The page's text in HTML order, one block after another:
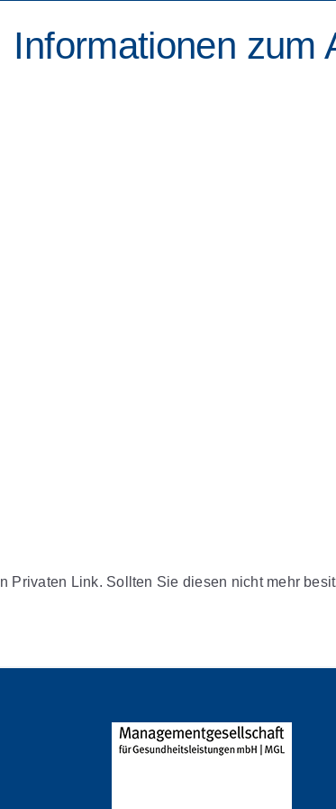
Informationen zum
Privaten Link. Sollten Sie diesen nicht mehr